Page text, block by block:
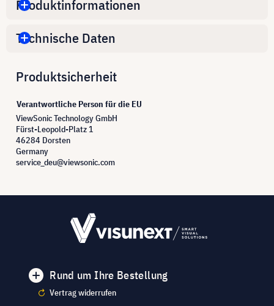
Produktinformationen
Technische Daten
Produktsicherheit
Verantwortliche Person für die EU
ViewSonic Technology GmbH
Fürst-Leopold-Platz 1
46284 Dorsten
Germany
service_deu@viewsonic.com
Rund um Ihre Bestellung
Vertrag widerrufen